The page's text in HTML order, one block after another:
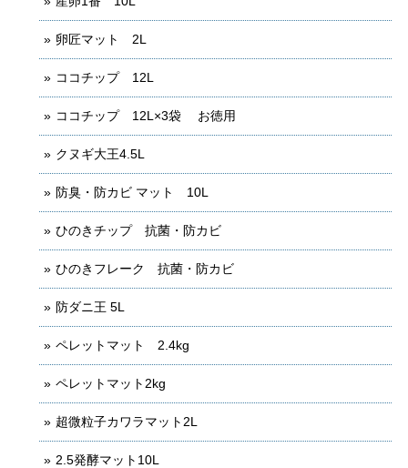
卵匠マット 2L
ココチップ 12L
ココチップ 12L×3袋 お徳用
クヌギ大王4.5L
防臭・防カビ マット 10L
ひのきチップ 抗菌・防カビ
ひのきフレーク 抗菌・防カビ
防ダニ王 5L
ペレットマット 2.4kg
ペレットマット2kg
超微粒子カワラマット2L
2.5発酵マット10L